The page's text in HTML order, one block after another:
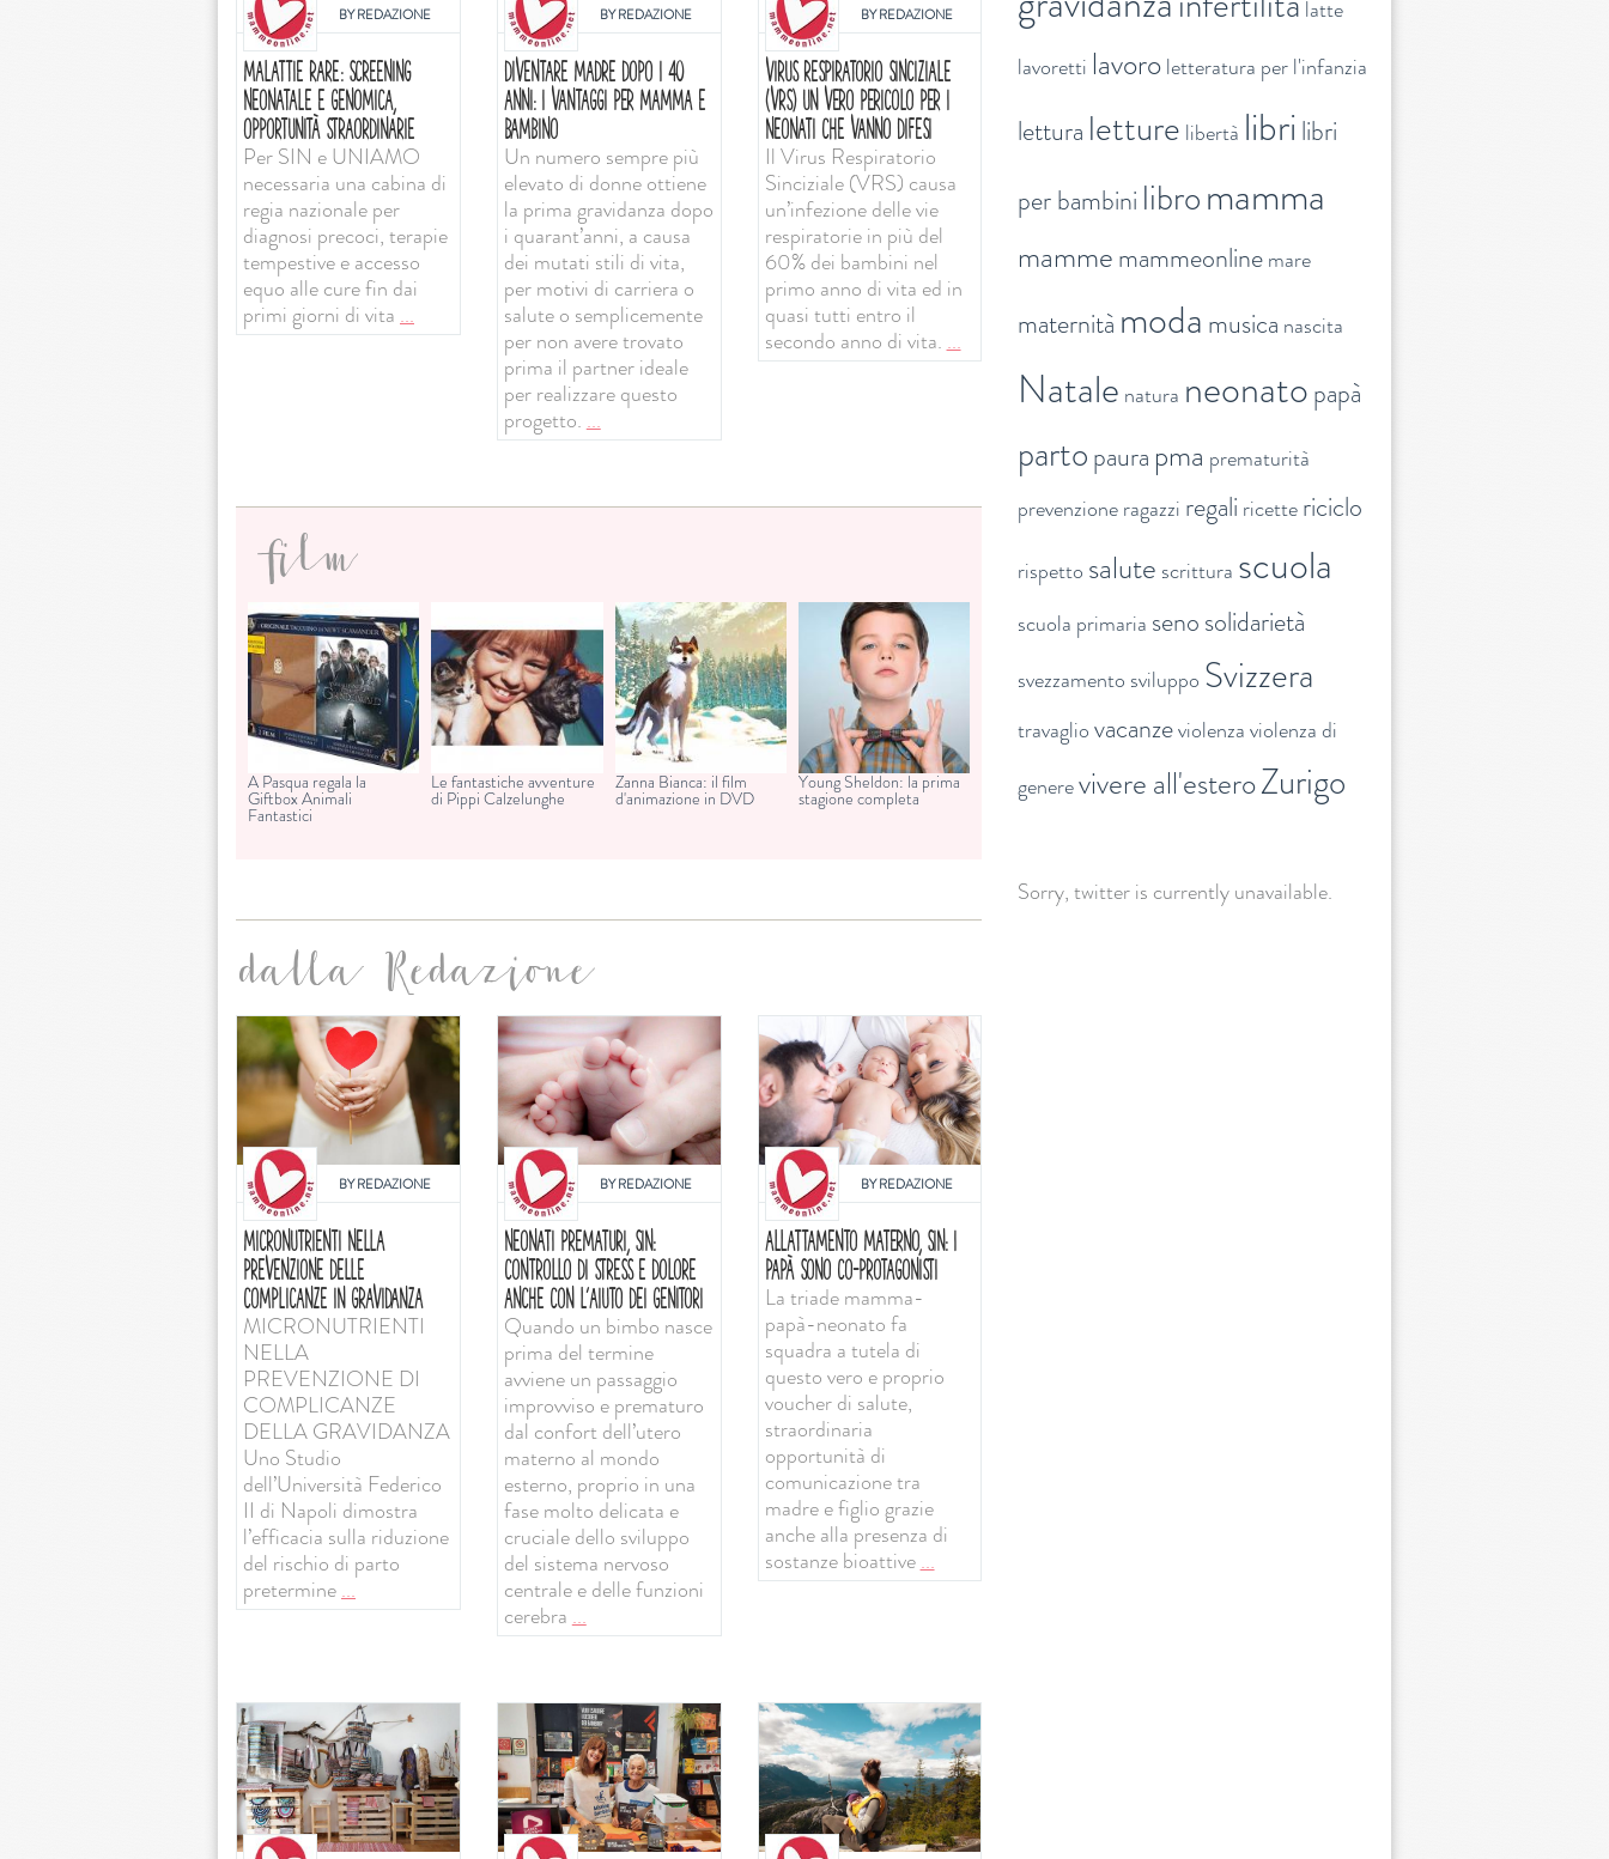
BYREDAZIONE
MALATTIE RARE: SCREENING
NEONATALE E GENOMICA,
OPPORTUNITÀ STRAORDINARIE
Per SIN e UNIAMO
necessaria una cabina di
regia nazionale per
diagnosi precoci, terapie
tempestive e accesso
equo alle cure fin dai
primi giorni di vita ...
BYREDAZIONE
DIVENTARE MADRE DOPO I 40
ANNI: I VANTAGGI PER MAMMA E
BAMBINO
Un numero sempre più
elevato di donne ottiene
la prima gravidanza dopo
i quarant’anni, a causa
dei mutati stili di vita,
per motivi di carriera o
salute o semplicemente
per non avere trovato
prima il partner ideale
per realizzare questo
progetto. ...
BYREDAZIONE
VIRUS RESPIRATORIO SINCIZIALE
(VRS) UN VERO PERICOLO PER I
NEONATI CHE VANNO DIFESI
Il Virus Respiratorio
Sinciziale (VRS) causa
un’infezione delle vie
respiratorie in più del
60% dei bambini nel
primo anno di vita ed in
quasi tutti entro il
secondo anno di vita. ...
film
A Pasqua regala la
Giftbox Animali
Fantastici
Le fantastiche avventure
di Pippi Calzelunghe
Zanna Bianca: il film
d'animazione in DVD
Young Sheldon: la prima
stagione completa
dalla Redazione
BYREDAZIONE
MICRONUTRIENTI NELLA
PREVENZIONE DELLE
COMPLICANZE IN GRAVIDANZA
MICRONUTRIENTI
NELLA
PREVENZIONE DI
COMPLICANZE
DELLA GRAVIDANZA
Uno Studio
dell’Università Federico
II di Napoli dimostra
l’efficacia sulla riduzione
del rischio di parto
pretermine...
BYREDAZIONE
NEONATI PREMATURI, SIN:
CONTROLLO DI STRESS E DOLORE
ANCHE CON L'AIUTO DEI GENITORI
Quando un bimbo nasce
prima del termine
avviene un passaggio
improvviso e prematuro
dal confort dell’utero
materno al mondo
esterno, proprio in una
fase molto delicata e
cruciale dello sviluppo
del sistema nervoso
centrale e delle funzioni
cerebra ...
BYREDAZIONE
ALLATTAMENTO MATERNO, SIN: I
PAPÀ SONO CO-PROTAGONISTI
La triade mamma-
papà-neonato fa
squadra a tutela di
questo vero e proprio
voucher di salute,
straordinaria
opportunità di
comunicazione tra
madre e figlio grazie
anche alla presenza di
sostanze bioattive...
latte
lavoretti lavoroletteratura per l'infanzia
lettura letture libertà libri libri
per bambini libromamma
mammemammeonlinemare
maternità moda musica nascita
Natale natura neonatopapà
partopaura pma prematurità
prevenzioneragazzi regali ricettericiclo
rispetto salute scrittura scuola
scuola primaria senosolidarietà
svezzamento sviluppo Svizzera
travaglio vacanzeviolenza violenza di
generevivere all'esteroZurigo
Sorry, twitter is currently unavailable.